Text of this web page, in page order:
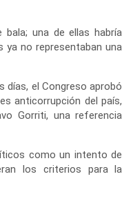
una de ellas habría
no representaban una
días, el Congreso aprobó
anticorrupción del país,
Gorriti, una referencia
como un intento de
los criterios para la